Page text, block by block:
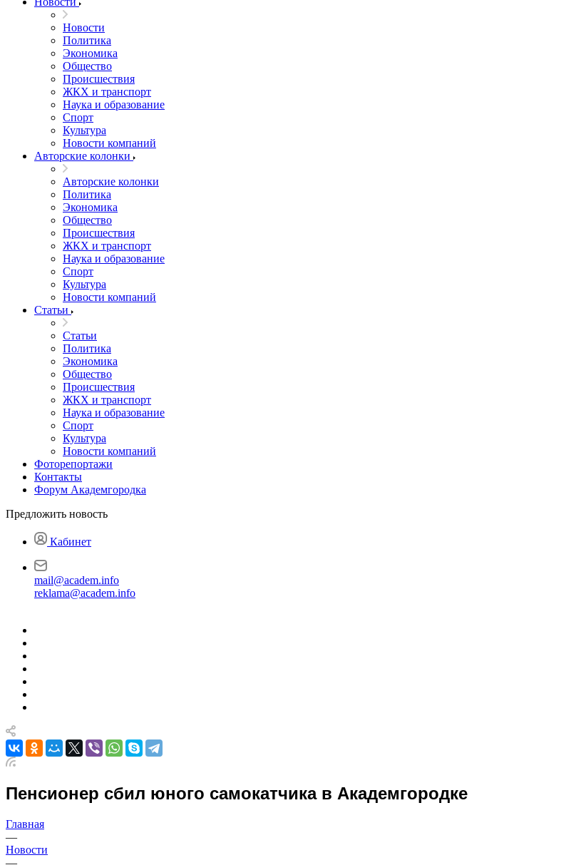
Новости
Политика
Экономика
Общество
Происшествия
ЖКХ и транспорт
Наука и образование
Спорт
Культура
Новости компаний
Авторские колонки
Авторские колонки
Политика
Экономика
Общество
Происшествия
ЖКХ и транспорт
Наука и образование
Спорт
Культура
Новости компаний
Статьи
Статьи
Политика
Экономика
Общество
Происшествия
ЖКХ и транспорт
Наука и образование
Спорт
Культура
Новости компаний
Фоторепортажи
Контакты
Форум Академгородка
Предложить новость
Кабинет
mail@academ.info
reklama@academ.info
Пенсионер сбил юного самокатчика в Академгородке
Главная
—
Новости
—